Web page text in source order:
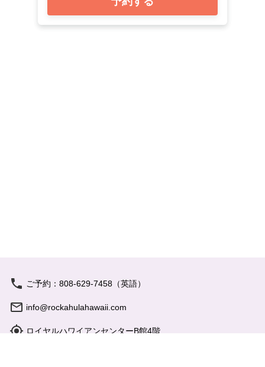
ご予約：808-629-7458（英語）
info@rockahulahawaii.com
ロイヤルハワイアンセンターB館4階